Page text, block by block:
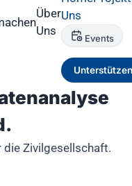
Über
Uns
Uns
Events
Unterstützen
die Zivilgesellschaft.